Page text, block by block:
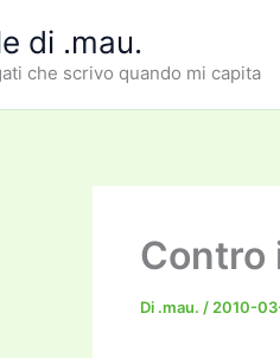
di .mau.
che scrivo quando mi capita
Contro
Di .mau. / 2010-